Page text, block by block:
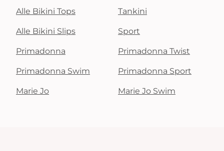
Alle Bikini Tops Tankini
Alle Bikini Slips Sport
Primadonna Primadonna Twist
Primadonna Swim Primadonna Sport
Marie Jo Marie Jo Swim